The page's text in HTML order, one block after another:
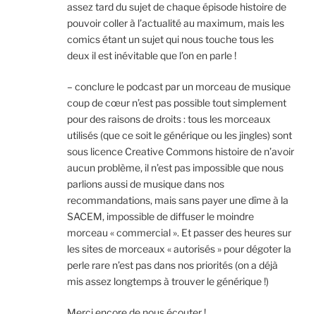
assez tard du sujet de chaque épisode histoire de
pouvoir coller à l’actualité au maximum, mais les
comics étant un sujet qui nous touche tous les
deux il est inévitable que l’on en parle !
– conclure le podcast par un morceau de musique
coup de cœur n’est pas possible tout simplement
pour des raisons de droits : tous les morceaux
utilisés (que ce soit le générique ou les jingles) sont
sous licence Creative Commons histoire de n’avoir
aucun problème, il n’est pas impossible que nous
parlions aussi de musique dans nos
recommandations, mais sans payer une dîme à la
SACEM, impossible de diffuser le moindre
morceau « commercial ». Et passer des heures sur
les sites de morceaux « autorisés » pour dégoter la
perle rare n’est pas dans nos priorités (on a déjà
mis assez longtemps à trouver le générique !)